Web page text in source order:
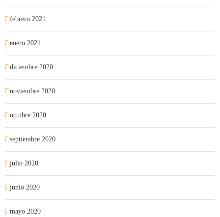
febrero 2021
enero 2021
diciembre 2020
noviembre 2020
octubre 2020
septiembre 2020
julio 2020
junio 2020
mayo 2020